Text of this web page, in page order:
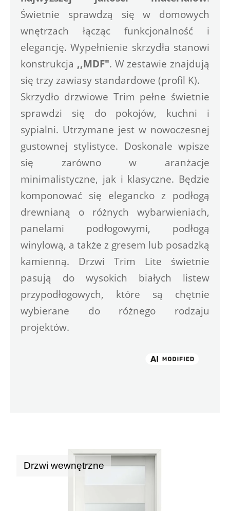
Świetnie sprawdzą się w domowych
wnętrzach łącząc funkcjonalność i
elegancję. Wypełnienie skrzydła stanowi
konstrukcja ,,MDF". W zestawie znajdują
się trzy zawiasy standardowe (profil K).
Skrzydło drzwiowe Trim pełne świetnie
sprawdzi się do pokojów, kuchni i
sypialni. Utrzymane jest w nowoczesnej
gustownej stylistyce. Doskonale wpisze
się zarówno w aranżacje
minimalistyczne, jak i klasyczne. Będzie
komponować się elegancko z podłogą
drewnianą o różnych wybarwieniach,
panelami podłogowymi, podłogą
winylową, a także z gresem lub posadzką
kamienną. Drzwi Trim Lite świetnie
pasują do wysokich białych listew
przypodłogowych, które są chętnie
wybierane do różnego rodzaju
projektów.
Drzwi wewnętrzne